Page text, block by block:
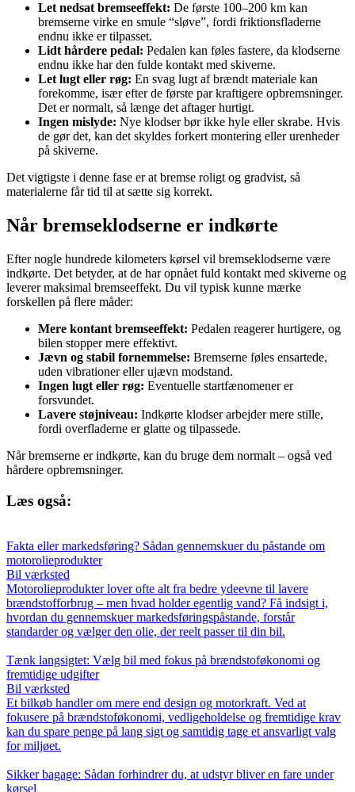
Let nedsat bremseeffekt: De første 100–200 km kan
bremserne virke en smule “sløve”, fordi friktionsfladerne
endnu ikke er tilpasset.
Lidt hårdere pedal: Pedalen kan føles fastere, da klodserne
endnu ikke har den fulde kontakt med skiverne.
Let lugt eller røg: En svag lugt af brændt materiale kan
forekomme, især efter de første par kraftigere opbremsninger.
Det er normalt, så længe det aftager hurtigt.
Ingen mislyde: Nye klodser bør ikke hyle eller skrabe. Hvis
de gør det, kan det skyldes forkert montering eller urenheder
på skiverne.
Det vigtigste i denne fase er at bremse roligt og gradvist, så
materialerne får tid til at sætte sig korrekt.
Når bremseklodserne er indkørte
Efter nogle hundrede kilometers kørsel vil bremseklodserne være
indkørte. Det betyder, at de har opnået fuld kontakt med skiverne og
leverer maksimal bremseeffekt. Du vil typisk kunne mærke
forskellen på flere måder:
Mere kontant bremseeffekt: Pedalen reagerer hurtigere, og
bilen stopper mere effektivt.
Jævn og stabil fornemmelse: Bremserne føles ensartede,
uden vibrationer eller ujævn modstand.
Ingen lugt eller røg: Eventuelle startfænomener er
forsvundet.
Lavere støjniveau: Indkørte klodser arbejder mere stille,
fordi overfladerne er glatte og tilpassede.
Når bremserne er indkørte, kan du bruge dem normalt – også ved
hårdere opbremsninger.
Læs også:
Fakta eller markedsføring? Sådan gennemskuer du påstande om
motorolieprodukter
Bil værksted
Motorolieprodukter lover ofte alt fra bedre ydeevne til lavere
brændstofforbrug – men hvad holder egentlig vand? Få indsigt i,
hvordan du gennemskuer markedsføringspåstande, forstår
standarder og vælger den olie, der reelt passer til din bil.
Tænk langsigtet: Vælg bil med fokus på brændstoføkonomi og
fremtidige udgifter
Bil værksted
Et bilkøb handler om mere end design og motorkraft. Ved at
fokusere på brændstoføkonomi, vedligeholdelse og fremtidige krav
kan du spare penge på lang sigt og samtidig tage et ansvarligt valg
for miljøet.
Sikker bagage: Sådan forhindrer du, at udstyr bliver en fare under
kørsel